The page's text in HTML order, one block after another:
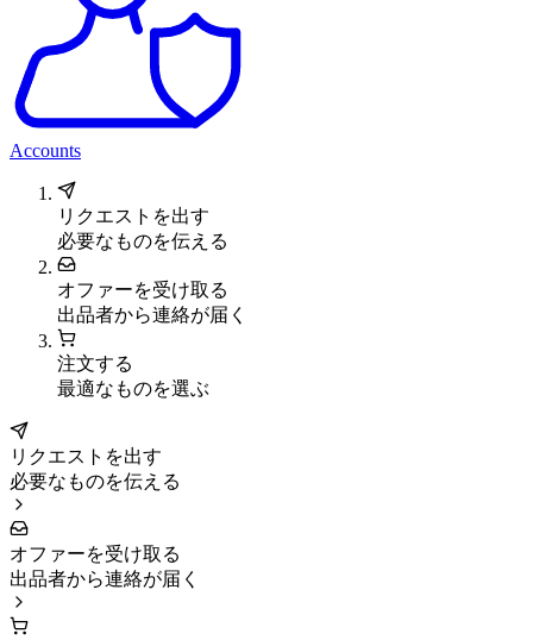
Accounts
リクエストを出す
必要なものを伝える
オファーを受け取る
出品者から連絡が届く
注文する
最適なものを選ぶ
リクエストを出す
必要なものを伝える
オファーを受け取る
出品者から連絡が届く